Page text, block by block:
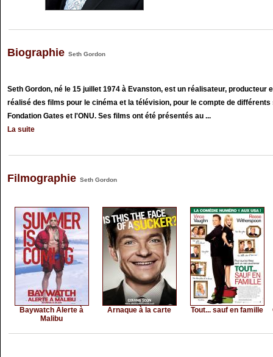
Biographie Seth Gordon
Seth Gordon, né le 15 juillet 1974 à Evanston, est un réalisateur, producteur
réalisé des films pour le cinéma et la télévision, pour le compte de différents
Fondation Gates et l'ONU. Ses films ont été présentés au ...
La suite
Filmographie Seth Gordon
Baywatch Alerte à
Malibu
Arnaque à la carte Tout... sauf en famille